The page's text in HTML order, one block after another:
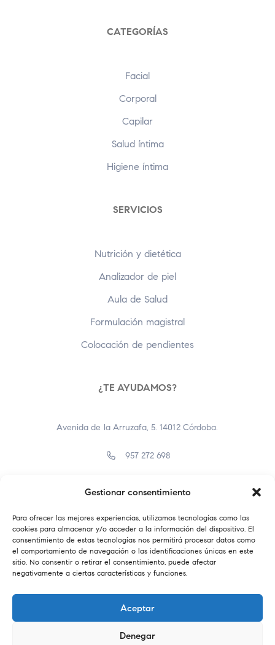
Gestionar consentimiento
Para ofrecer las mejores experiencias, utilizamos tecnologías como las
cookies para almacenar y/o acceder a la información del dispositivo. El
consentimiento de estas tecnologías nos permitirá procesar datos como
el comportamiento de navegación o las identificaciones únicas en este
sitio. No consentir o retirar el consentimiento, puede afectar
negativamente a ciertas características y funciones.
Aceptar
Denegar
CATEGORÍAS
Facial
Corporal
Capilar
Salud íntima
Higiene íntima
SERVICIOS
Nutrición y dietética
Analizador de piel
Aula de Salud
Formulación magistral
Colocación de pendientes
¿TE AYUDAMOS?
Avenida de la Arruzafa, 5. 14012 Córdoba.
957 272 698